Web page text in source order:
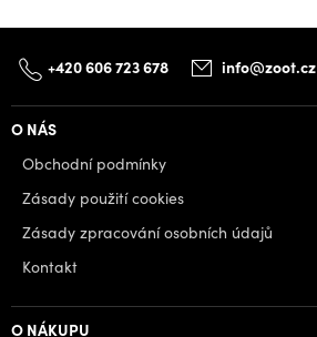
+420 606 723 678 info@zoot.cz
O NÁS
Obchodní podmínky
Zásady použití cookies
Zásady zpracování osobních údajů
Kontakt
O NÁKUPU